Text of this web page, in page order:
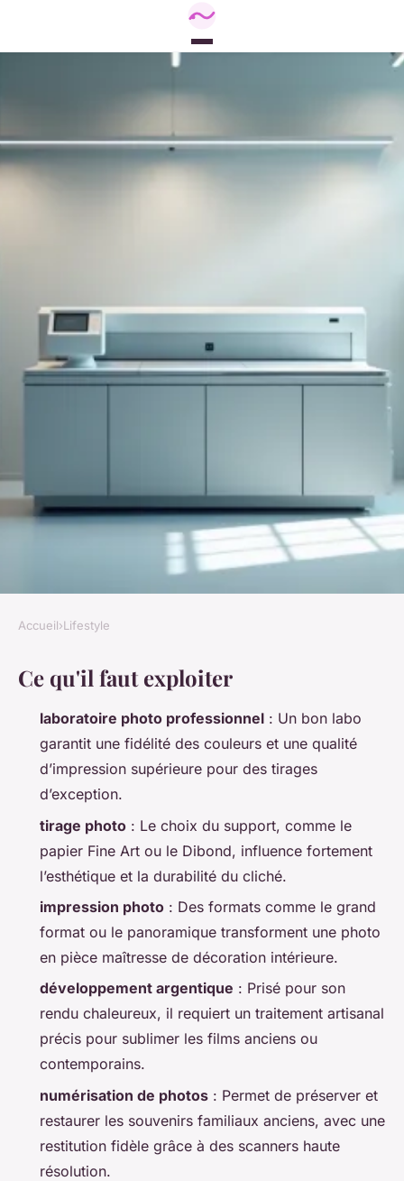
LIFESTYLE
Choisir son laboratoire photo :
la clé pour sublimer vos
impressions
Audebert 15/05/2026 12:08 9 min de lecture
Accueil›Lifestyle
Ce qu'il faut exploiter
laboratoire photo professionnel : Un bon labo
garantit une fidélité des couleurs et une qualité
d’impression supérieure pour des tirages
d’exception.
tirage photo : Le choix du support, comme le
papier Fine Art ou le Dibond, influence fortement
l’esthétique et la durabilité du cliché.
impression photo : Des formats comme le grand
format ou le panoramique transforment une photo
en pièce maîtresse de décoration intérieure.
développement argentique : Prisé pour son
rendu chaleureux, il requiert un traitement artisanal
précis pour sublimer les films anciens ou
contemporains.
numérisation de photos : Permet de préserver et
restaurer les souvenirs familiaux anciens, avec une
restitution fidèle grâce à des scanners haute
résolution.